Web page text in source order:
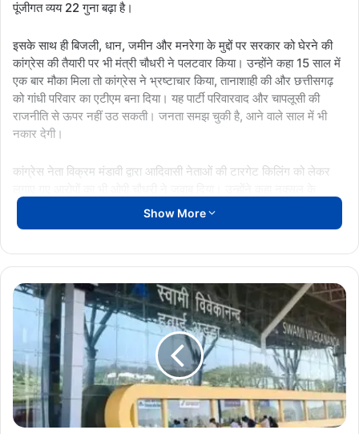
पूंजीगत व्यय 22 गुना बढ़ा है।
इसके साथ ही बिजली, धान, जमीन और मनरेगा के मुद्दों पर सरकार को घेरने की
कांग्रेस की तैयारी पर भी मंत्री चौधरी ने पलटवार किया। उन्होंने कहा 15 साल में
एक बार मौका मिला तो कांग्रेस ने भ्रष्टाचार किया, तानाशाही की और छत्तीसगढ़
को गांधी परिवार का एटीएम बना दिया। यह पार्टी परिवारवाद और चापलूसी की
राजनीति से ऊपर नहीं उठ सकती। जनता समझ चुकी है, आने वाले साल में भी
नकार देगी।
कांग्रेस नेता विक्रम मंडावी द्वारा आदिवासी नेताओं की टारगेट किलिंग को लेकर
खिलाफ निर्णायक लड़ाई चल रही है। कांग्रेस का 5 साल तक नक्सलवाद पर कोई
स्पष्ट स्टैंड नहीं था और अप्रत्यक्ष रूप से नक्सलवाद का समर्थन करती रही। अब
कांग्रेस के आरोपों पर प्रतिक्रिया पलटवार बयान
मंत्री ओपी चौधरी
Show More
इंडिगो
की
बदइंतज़ामियां
नाम
नहीं,आज
सुबह
की